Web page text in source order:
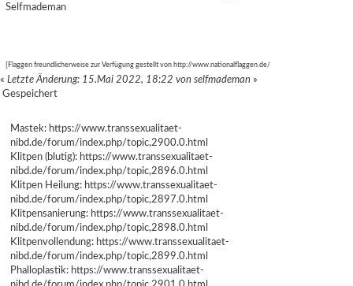
Selfmademan
[Flaggen freundlicherweise zur Verfügung gestellt von http://www.nationalflaggen.de/
« Letzte Änderung: 15.Mai 2022, 18:22 von selfmademan »
Gespeichert
Mastek: https://www.transsexualitaet-
nibd.de/forum/index.php/topic,2900.0.html
Klitpen (blutig): https://www.transsexualitaet-
nibd.de/forum/index.php/topic,2896.0.html
Klitpen Heilung: https://www.transsexualitaet-
nibd.de/forum/index.php/topic,2897.0.html
Klitpensanierung: https://www.transsexualitaet-
nibd.de/forum/index.php/topic,2898.0.html
Klitpenvollendung: https://www.transsexualitaet-
nibd.de/forum/index.php/topic,2899.0.html
Phalloplastik: https://www.transsexualitaet-